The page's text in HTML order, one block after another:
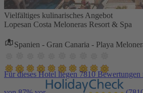
Vielfältiges kulinarisches Angebot
Lopesan Costa Meloneras Resort & Spa
Spanien - Gran Canaria - Playa
Für dieses Hotel liegen 7810